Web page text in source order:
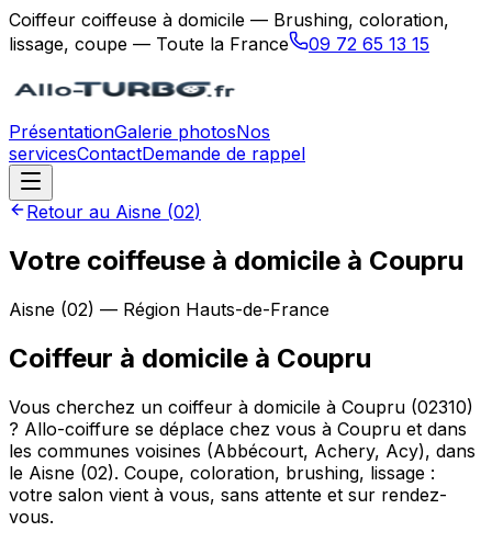
Coiffeur coiffeuse à domicile — Brushing, coloration,
lissage, coupe — Toute la France
09 72 65 13 15
PrésentationGalerie photosNos
servicesContactDemande de rappel
Retour au Aisne (02)
Votre coiffeuse à domicile à Coupru
Aisne (02) — Région Hauts-de-France
Coiffeur à domicile à Coupru
Vous cherchez un coiffeur à domicile à Coupru (02310)
? Allo-coiffure se déplace chez vous à Coupru et dans
les communes voisines (Abbécourt, Achery, Acy), dans
le Aisne (02). Coupe, coloration, brushing, lissage :
votre salon vient à vous, sans attente et sur rendez-
vous.